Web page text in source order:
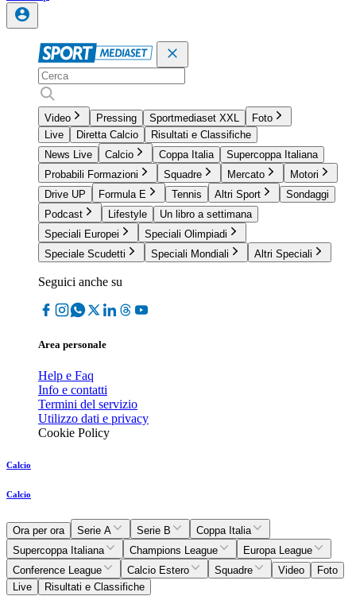
Video Pressing Sportmediaset XXL
Foto
Live
Diretta Calcio
Risultati e Classifiche
News Live
Calcio Coppa Italia
Supercoppa Italiana
Probabili Formazioni
Squadre Mercato
Motori
Drive UP
Formula E Tennis Altri Sport
Sondaggi
Podcast
Lifestyle
Un libro a settimana
Speciali Europei
Speciali Olimpiadi
Speciale Scudetti
Speciali Mondiali Altri Speciali
Seguici anche su
Area personale
Help e Faq
Info e contatti
Termini del servizio
Utilizzo dati e privacy
Cookie Policy
Calcio
Calcio
Ora per ora Serie A Serie B
Coppa Italia
Supercoppa Italiana
Champions League
Europa League
Conference League
Calcio Estero Squadre Video
Foto
Live
Risultati e Classifiche